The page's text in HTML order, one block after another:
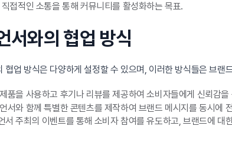
접적인 소통을 통해 커뮤니티를 활성화하는 목표.
서와의 협업 방식
협업 방식은 다양하게 설정할 수 있으며, 이러한 방식들은 브
품을 사용하고 후기나 리뷰를 제공하여 소비자들에게 신뢰감을
서와 함께 특별한 콘텐츠를 제작하여 브랜드 메시지를 동시에
서 주최의 이벤트를 통해 소비자 참여를 유도하고, 브랜드에 대